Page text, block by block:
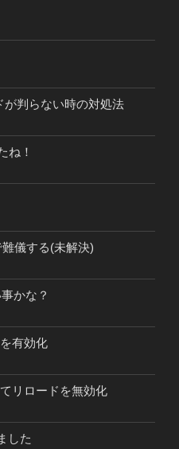
が判らない時の対処法
ね！
儀する(未解決)
かな？
有効化
リロードを無効化
した